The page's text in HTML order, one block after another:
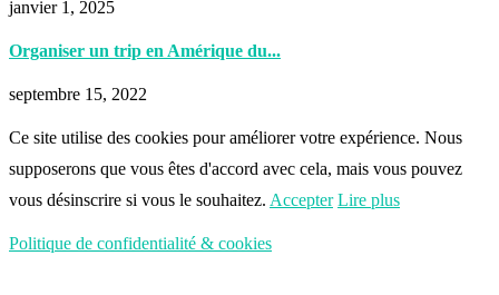
janvier 1, 2025
Organiser un trip en Amérique du...
septembre 15, 2022
Ce site utilise des cookies pour améliorer votre expérience. Nous
supposerons que vous êtes d'accord avec cela, mais vous pouvez
vous désinscrire si vous le souhaitez. Accepter Lire plus
Politique de confidentialité & cookies